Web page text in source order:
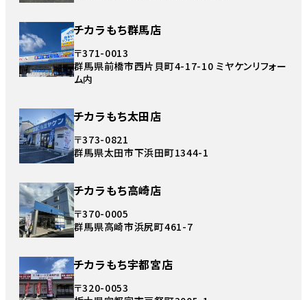
チカラもち群馬店
〒371-0013
群馬県前橋市西片貝町4-17-10 ミヤケンリフォー
ム内
チカラもち太田店
〒373-0821
群馬県太田市下浜田町1344-1
チカラもち高崎店
〒370-0005
群馬県高崎市浜尻町461-7
チカラもち宇都宮店
〒320-0053